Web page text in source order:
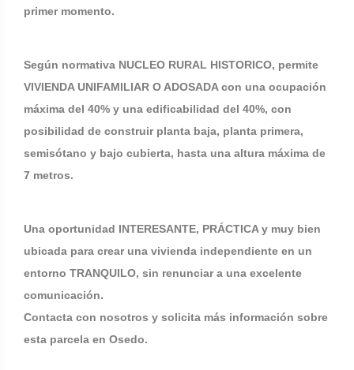
primer momento.
Según normativa NUCLEO RURAL HISTORICO, permite
VIVIENDA UNIFAMILIAR O ADOSADA con una ocupación
máxima del 40% y una edificabilidad del 40%, con
posibilidad de construir planta baja, planta primera,
semisótano y bajo cubierta, hasta una altura máxima de
7 metros.
Una oportunidad INTERESANTE, PRÁCTICA y muy bien
ubicada para crear una vivienda independiente en un
entorno TRANQUILO, sin renunciar a una excelente
comunicación.
Contacta con nosotros y solicita más información sobre
esta parcela en Osedo.